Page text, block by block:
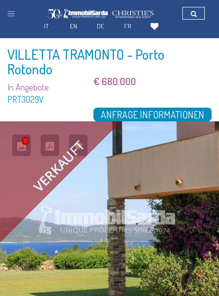
VILLETTA TRAMONTO - Porto
Rotondo
In Angebote
PRT3029V
€ 680.000
ANFRAGE INFORMATIONEN
18
FR
DE
EN
IT